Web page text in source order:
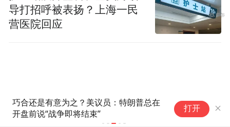
巧合还是有意为之？美议员：特朗普总在
开盘前说“战争即将结束”
打开
导打招呼被表扬？上海一民
营医院回应